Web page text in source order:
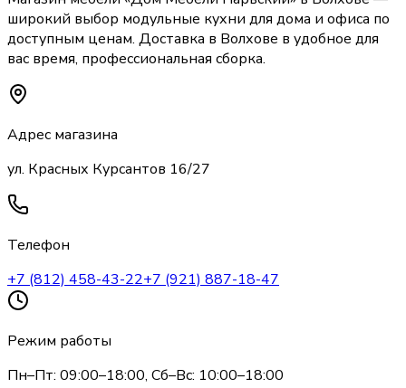
широкий выбор модульные кухни для дома и офиса по
доступным ценам. Доставка в Волхове в удобное для
вас время, профессиональная сборка.
Адрес магазина
ул. Красных Курсантов 16/27
Телефон
+7 (812) 458-43-22+7 (921) 887-18-47
Режим работы
Пн–Пт: 09:00–18:00, Сб–Вс: 10:00–18:00